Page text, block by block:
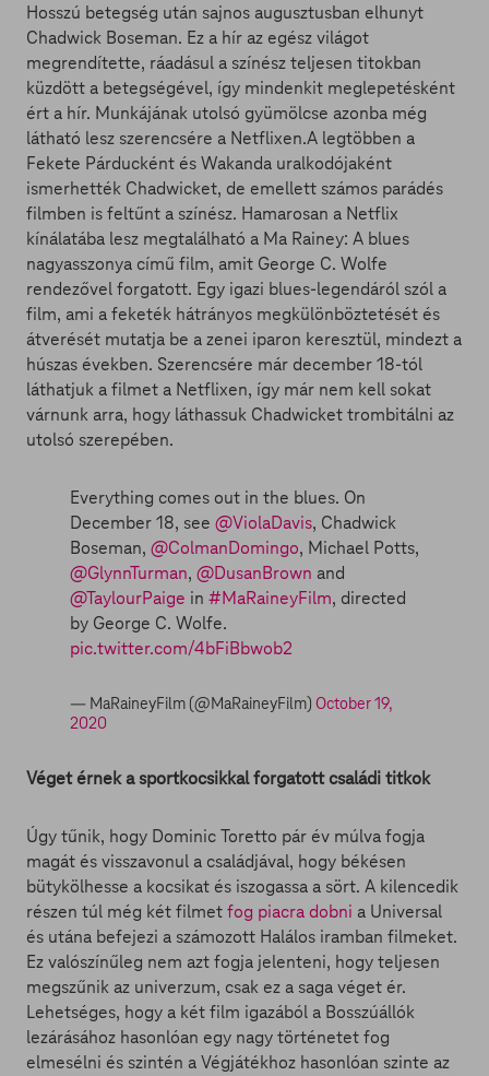
Hosszú betegség után sajnos augusztusban elhunyt
Chadwick Boseman. Ez a hír az egész világot
megrendítette, ráadásul a színész teljesen titokban
küzdött a betegségével, így mindenkit meglepetésként
ért a hír. Munkájának utolsó gyümölcse azonba még
látható lesz szerencsére a Netflixen.A legtöbben a
Fekete Párducként és Wakanda uralkodójaként
ismerhették Chadwicket, de emellett számos parádés
filmben is feltűnt a színész. Hamarosan a Netflix
kínálatába lesz megtalálható a Ma Rainey: A blues
nagyasszonya című film, amit George C. Wolfe
rendezővel forgatott. Egy igazi blues-legendáról szól a
film, ami a feketék hátrányos megkülönböztetését és
átverését mutatja be a zenei iparon keresztül, mindezt a
húszas években. Szerencsére már december 18-tól
láthatjuk a filmet a Netflixen, így már nem kell sokat
várnunk arra, hogy láthassuk Chadwicket trombitálni az
utolsó szerepében.
Everything comes out in the blues. On
December 18, see @ViolaDavis, Chadwick
Boseman, @ColmanDomingo, Michael Potts,
@GlynnTurman, @DusanBrown and
@TaylourPaige in #MaRaineyFilm, directed
by George C. Wolfe.
pic.twitter.com/4bFiBbwob2
— MaRaineyFilm (@MaRaineyFilm) October 19,
2020
Véget érnek a sportkocsikkal forgatott családi titkok
Úgy tűnik, hogy Dominic Toretto pár év múlva fogja
magát és visszavonul a családjával, hogy békésen
bütykölhesse a kocsikat és iszogassa a sört. A kilencedik
részen túl még két filmetfog piacra dobni a Universal
és utána befejezi a számozott Halálos iramban filmeket.
Ez valószínűleg nem azt fogja jelenteni, hogy teljesen
megszűnik az univerzum, csak ez a saga véget ér.
Lehetséges, hogy a két film igazából a Bosszúállók
lezárásához hasonlóan egy nagy történetet fog
elmesélni és szintén a Végjátékhoz hasonlóan szinte az